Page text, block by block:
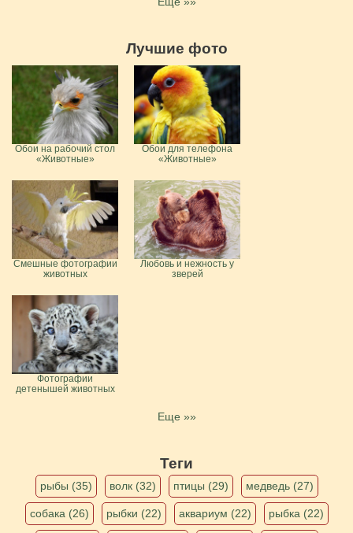
Лучшие фото
Обои на рабочий стол
«Животные»
Обои для телефона
«Животные»
Смешные фотографии
животных
Любовь и нежность у
зверей
Фотографии
детенышей животных
Еще »»
Теги
рыбы (35) волк (32) птицы (29) медведь (27)
собака (26) рыбки (22) аквариум (22) рыбка (22)